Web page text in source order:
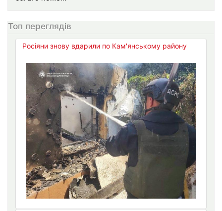
Топ переглядів
Росіяни знову вдарили по Кам'янському району